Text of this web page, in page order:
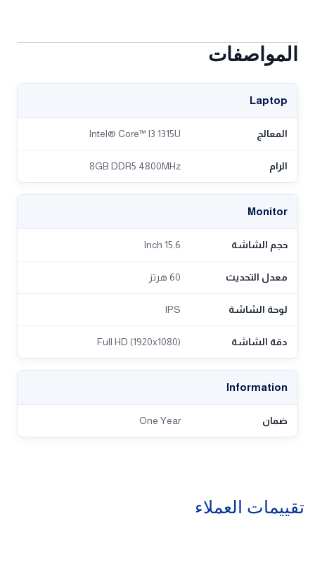
المواصفات
Laptop
المعالج Intel® Core™ I3 1315U
الرام 8GB DDR5 4800MHz
Monitor
حجم الشاشة 15.6 Inch
معدل التحديث 60 هرتز
لوحة الشاشة IPS
دقة الشاشة Full HD (1920x1080)
Information
ضمان One Year
تقييمات العملاء